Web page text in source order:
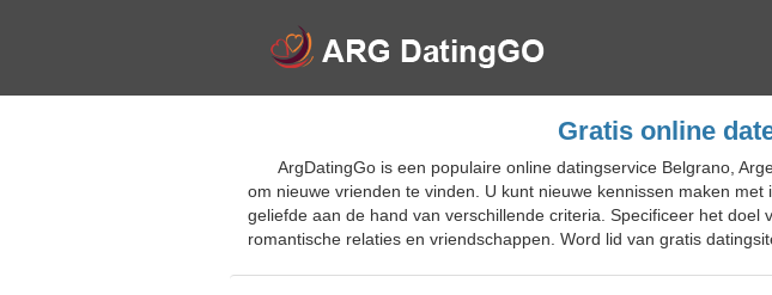
Gratis online
ArgDatingGo is een populaire online datingservice Belgrano,
om nieuwe vrienden te vinden. U kunt nieuwe kennissen maken
geliefde aan de hand van verschillende criteria. Specificeer het
romantische relaties en vriendschappen. Word lid van gratis